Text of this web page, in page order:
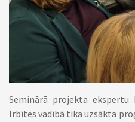
Seminārā projekta ekspertu
Irbītes vadībā tika uzsākta